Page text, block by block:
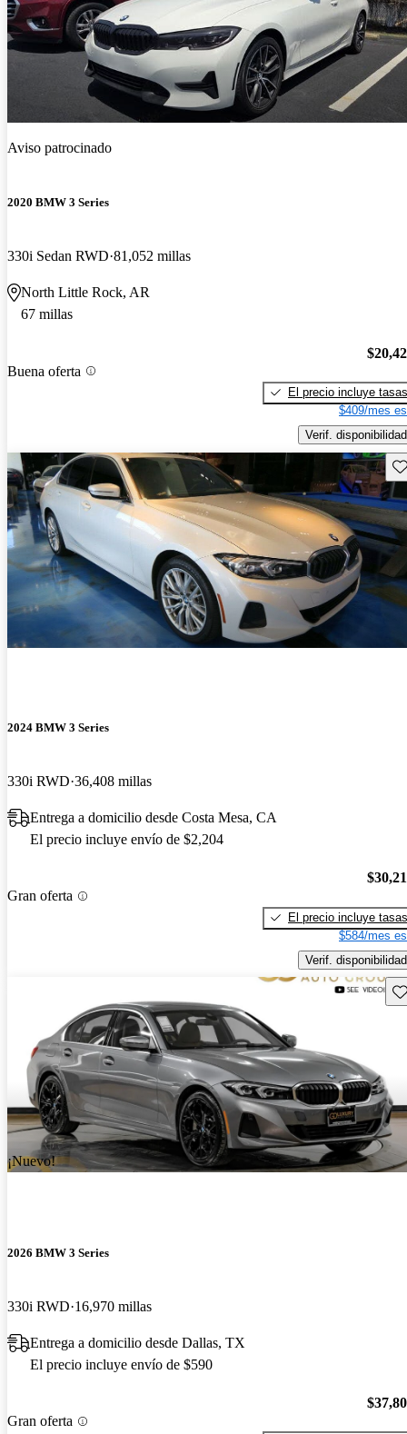
Aviso patrocinado
2020 BMW 3 Series
330i Sedan RWD 81,052 millas
North Little Rock, AR
67 millas
Buena oferta
El precio incluye tasas
$409/mes
Verif. disponibilidad
2024 BMW 3 Series
330i RWD 36,408 millas
Entrega a domicilio desde Costa Mesa, CA
El precio incluye envío de $2,204
Gran oferta
El precio incluye tasas
$584/mes
Verif. disponibilidad
¡Nuevo!
2026 BMW 3 Series
330i RWD 16,970 millas
Entrega a domicilio desde Dallas, TX
El precio incluye envío de $590
Gran oferta